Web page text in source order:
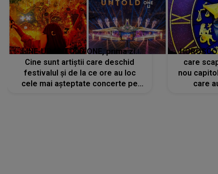
LINE-UP UNTOLD ONE, prima zi.
Cine sunt artiștii care deschid
festivalul și de la ce ore au loc
cele mai așteptate concerte pe
care
nou
care